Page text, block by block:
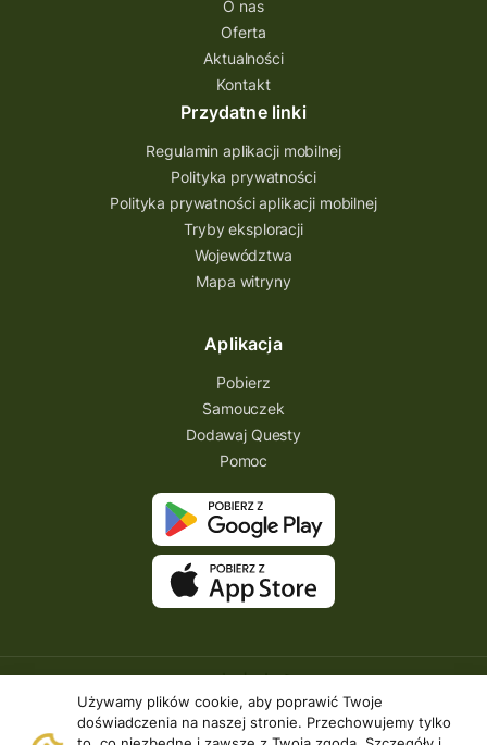
Używamy plików cookie, aby poprawić Twoje
doświadczenia na naszej stronie. Przechowujemy tylko
quest na szlaku Przygody
Quest Bolestraszyce
Quest Arboretum
Przecław Quest
projekt
Partnerstwo Questingu
Park Etnograficzny w Tokarni
Park Etnograficzny
natura
mazowieckie
Hutniczy Ostrowiec
gry terenowe
gry edukacyjne
akademia questingu
zydzi
życzenia
ziemia lubaczowska
Zielona Góra
zawody questowe
wyprawa odkrywców
wyprawa
wyieczki śląskie
wygraj darmowy quest
O nas
Oferta
Aktualności
Kontakt
Przydatne linki
Regulamin aplikacji mobilnej
Polityka prywatności
Polityka prywatności aplikacji mobilnej
Tryby eksploracji
Województwa
Mapa witryny
Aplikacja
Pobierz
Samouczek
Dodawaj Questy
Pomoc